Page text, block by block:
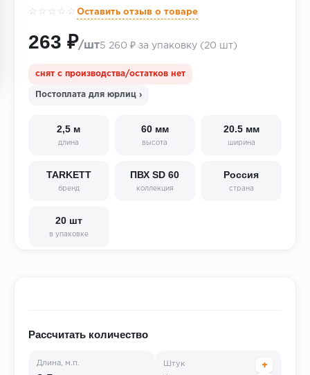
☆☆☆☆☆ Оставить отзыв о товаре
263 ₽/шт5 260 ₽ за упаковку (20 шт)
снят с производства/остатков нет
Постоплата для юрлиц ›
2,5 м
длина
60 мм
высота
20.5 мм
ширина
TARKETT
бренд
ПВХ SD 60
коллекция
Россия
страна
20 шт
в упаковке
Рассчитать количество
Длина, м.п. Штук
+